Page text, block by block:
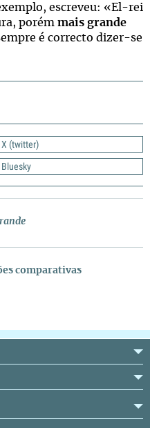
X (twitter)
Bluesky
comparativas
escreveu: «El-rei
porém mais grande
é correcto dizer-se